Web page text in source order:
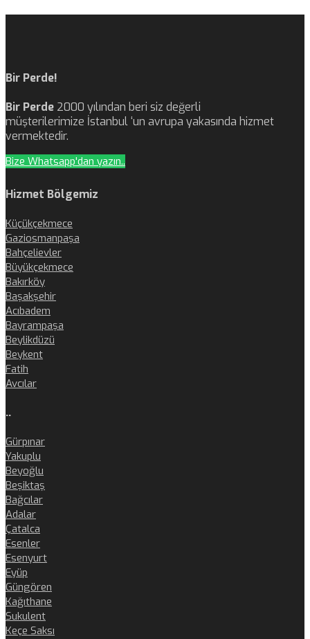
Bir Perde!
Bir Perde 2000 yılından beri siz değerli
müşterilerimize İstanbul ‘un avrupa yakasında hizmet
vermektedir.
Bize Whatsapp'dan yazın..
Hizmet Bölgemiz
Küçükçekmece
Gaziosmanpaşa
Bahçelievler
Büyükçekmece
Bakırköy
Başakşehir
Acıbadem
Bayrampaşa
Beylikdüzü
Beykent
Fatih
Avcılar
..
Gürpınar
Yakuplu
Beyoğlu
Beşiktaş
Bağcılar
Adalar
Çatalca
Esenler
Esenyurt
Eyüp
Güngören
Kağıthane
Sukulent
Keçe Saksı